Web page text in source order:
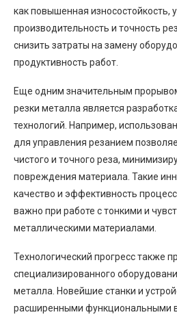
как повышенная износостойкость,
производительность и точность
снизить затраты на замену
продуктивность работ.
Еще одним значительным
резки металла является
технологий. Например,
для управления резанием
чистого и точного реза,
повреждения материала. Такие
качество и эффективность
важно при работе с тонкими и
металлическими материалами.
Технологический прогресс также
специализированного
металла. Новейшие станки и
расширенными функциональными